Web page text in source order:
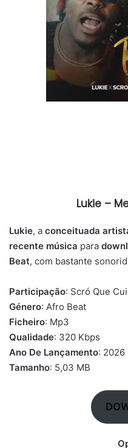
Lukie –
Lukie, a conceituada
recente música para
Beat, com bastante
Participação: Scró Que
Género: Afro Beat
Ficheiro: Mp3
Qualidade: 320 Kbps
Ano De Lançamento: 2026
Tamanho: 5,03 MB